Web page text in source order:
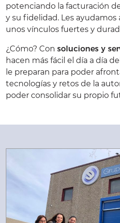
potenciando la facturación
y su fidelidad. Les ayudamos
unos vínculos fuertes y
¿Cómo? Con soluciones y
hacen más fácil el día a día
le preparan para poder
tecnologías y retos de la
poder consolidar su propio